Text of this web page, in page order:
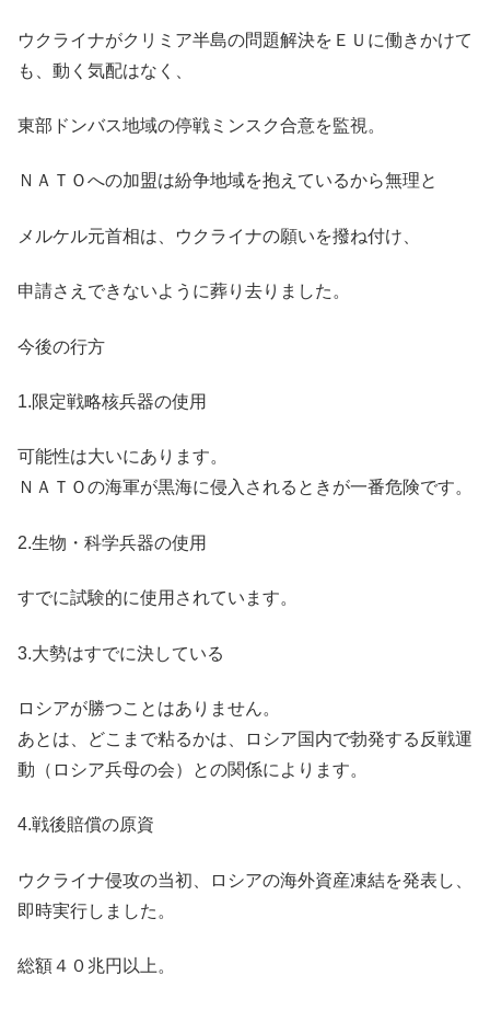
ウクライナがクリミア半島の問題解決をＥＵに働きかけて
も、動く気配はなく、
東部ドンバス地域の停戦ミンスク合意を監視。
ＮＡＴＯへの加盟は紛争地域を抱えているから無理と
メルケル元首相は、ウクライナの願いを撥ね付け、
申請さえできないように葬り去りました。
今後の行方
1.限定戦略核兵器の使用
可能性は大いにあります。
ＮＡＴＯの海軍が黒海に侵入されるときが一番危険です。
2.生物・科学兵器の使用
すでに試験的に使用されています。
3.大勢はすでに決している
ロシアが勝つことはありません。
あとは、どこまで粘るかは、ロシア国内で勃発する反戦運
動（ロシア兵母の会）との関係によります。
4.戦後賠償の原資
ウクライナ侵攻の当初、ロシアの海外資産凍結を発表し、
即時実行しました。
総額４０兆円以上。